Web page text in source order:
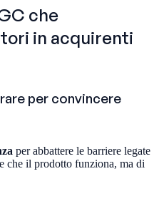
che
in acquirenti
per convincere
per abbattere le barriere legate
che il prodotto funziona, ma di